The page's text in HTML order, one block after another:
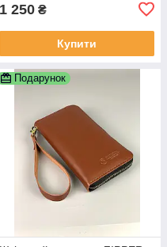
1 250 ₴
Купити
Подарунок